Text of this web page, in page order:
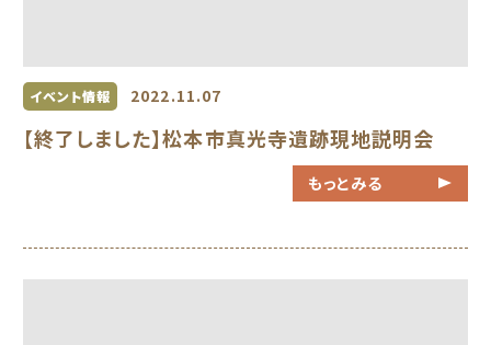
イベント情報 2022.11.07
【終了しました】松本市真光寺遺跡現地説明会
もっとみる